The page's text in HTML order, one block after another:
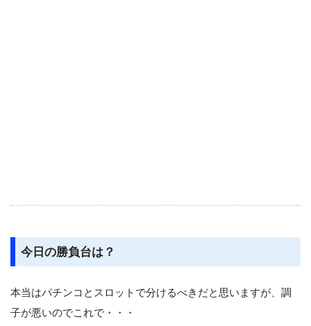
今日の勝負台は？
本当はパチンコとスロットで分けるべきだと思いますが、調
子が悪いのでこれで・・・